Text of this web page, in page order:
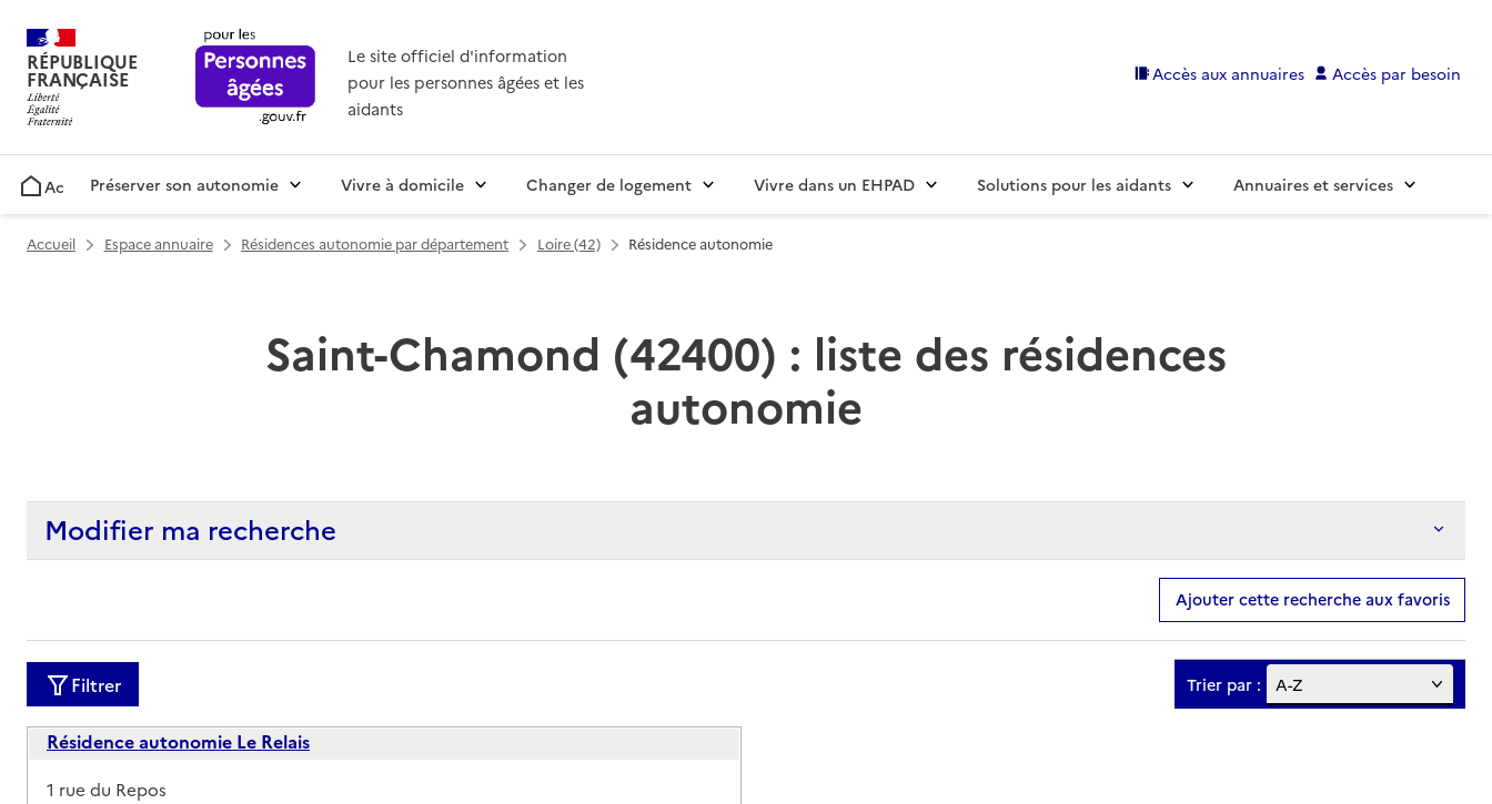
RÉPUBLIQUE
FRANÇAISE
Le site officiel d'information
pour les personnes âgées et les
aidants
Accès aux annuaires Accès par besoin
AccueilPréserver son autonomie Vivre à domicile Changer de logement Vivre dans un EHPAD Solutions pour les aidants Annuaires et services
Accueil Espace annuaire Résidences autonomie par département Loire (42) Résidence autonomie
Saint-Chamond (42400) : liste des résidences
autonomie
Modifier ma recherche
Ajouter cette recherche aux favoris
Filtrer Trier par :
Résidence autonomie Le Relais
Adresse
1 rue du Repos